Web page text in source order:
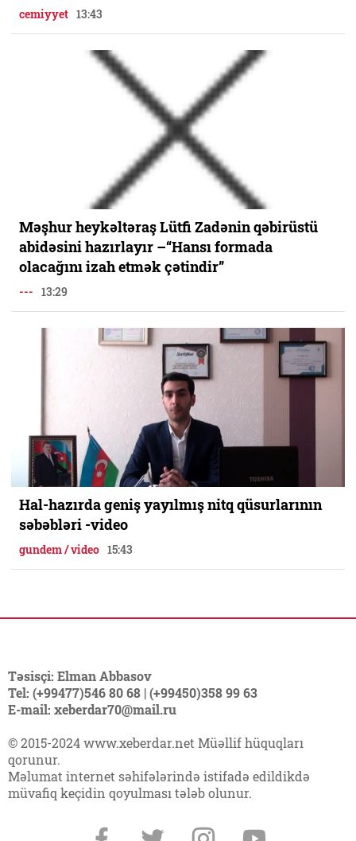
cemiyyet 13:43
Məşhur heykəltəraş Lütfi Zadənin qəbirüstü
abidəsini hazırlayır –“Hansı formada
olacağını izah etmək çətindir”
--- 13:29
Hal-hazırda geniş yayılmış nitq qüsurlarının
səbəbləri -video
gundem / video 15:43
Təsisçi: Elman Abbasov
Tel: (+99477)546 80 68 | (+99450)358 99 63
E-mail: xeberdar70@mail.ru
© 2015-2024 www.xeberdar.net Müəllif hüquqları
qorunur.
Məlumat internet səhifələrində istifadə edildikdə
müvafiq keçidin qoyulması tələb olunur.